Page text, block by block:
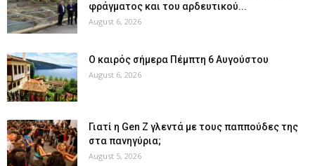
φράγματος και του αρδευτικού...
August 6, 2026
Ο καιρός σήμερα Πέμπτη 6 Αυγούστου
August 6, 2026
Γιατί η Gen Z γλεντά με τους παππούδες της
στα πανηγύρια;
August 5, 2026